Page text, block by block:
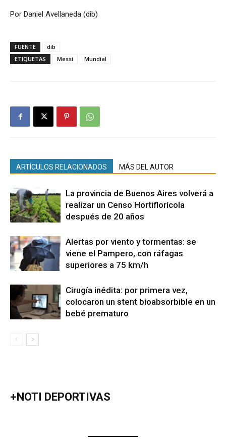
Por Daniel Avellaneda (dib)
FUENTE
dib
ETIQUETAS
Messi Mundial
ARTÍCULOS RELACIONADOS MÁS DEL AUTOR
La provincia de Buenos Aires volverá a
realizar un Censo Hortiflorícola
después de 20 años
Alertas por viento y tormentas: se
viene el Pampero, con ráfagas
superiores a 75 km/h
Cirugía inédita: por primera vez,
colocaron un stent bioabsorbible en un
bebé prematuro
+NOTI DEPORTIVAS